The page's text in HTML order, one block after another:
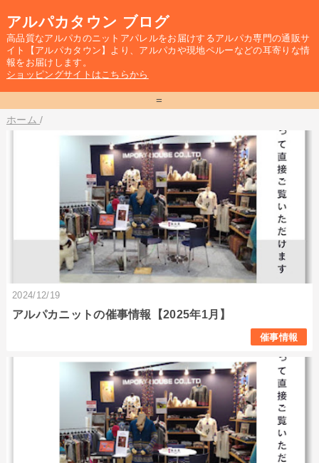
アルパカタウン ブログ
高品質なアルパカのニットアパレルをお届けするアルパカ専門の通販サ
イト【アルパカタウン】より、アルパカや現地ペルーなどの耳寄りな情
報をお届けします。
ショッピングサイトはこちらから
=
ホーム /
2024/12/19
アルパカニットの催事情報【2025年1月】
催事情報